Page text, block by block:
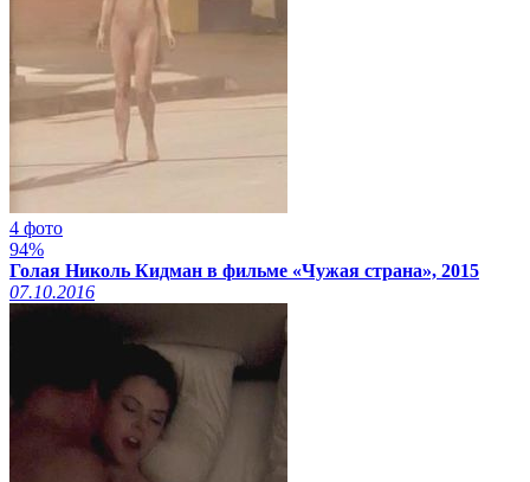
4 фото
94%
Голая Николь Кидман в фильме «Чужая страна», 2015
07.10.2016